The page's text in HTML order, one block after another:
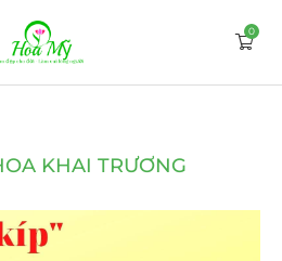
0
KHAI TRƯƠNG